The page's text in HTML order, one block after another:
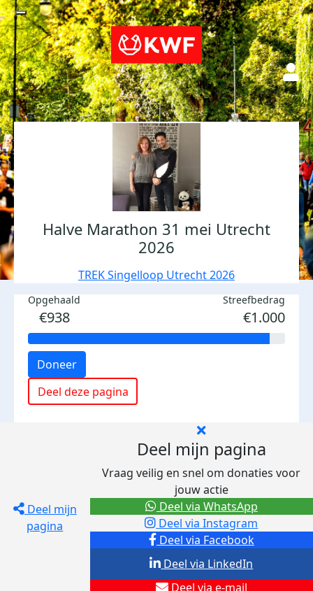
Halve Marathon 31 mei Utrecht
2026
TREK Singelloop Utrecht 2026
Opgehaald
€938
Streefbedrag
€1.000
Doneer
Deel deze pagina
Deel mijn
pagina
Deel mijn pagina
Vraag veilig en snel om donaties voor
jouw actie
Deel via Facebook
Deel via Instagram
Deel via e-mail
Deel via LinkedIn
Deel via WhatsApp